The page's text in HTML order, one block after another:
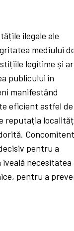
ilegale ale
mediului
legitime și ar
publicului în
manifestând
eficient astfel de
reputația
pentru a
necesitatea
pentru a